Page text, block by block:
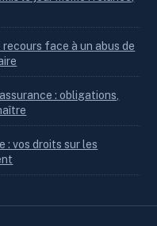
face à un abus de
: obligations,
: vos droits sur les